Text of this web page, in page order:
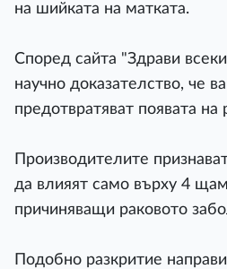
на шийката на матката.
Според сайта "Здрави
научно доказателство, че
предотвратяват появата на
Производителите
да влияят само върху 4
причиняващи раковото
Подобно разкритие